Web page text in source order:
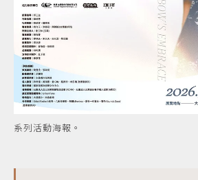
系列活動海報。